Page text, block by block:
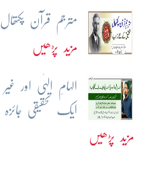
مترجم قرآن
مزید پڑھیں
الہامِ الہٰی اور
ایک تحقیقی جائزہ
مزید پڑھیں